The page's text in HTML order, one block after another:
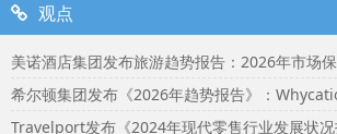
观点
希尔顿集团发布《2026年趋势报告》：
Travelport发布《2024年现代零售行业发展状况